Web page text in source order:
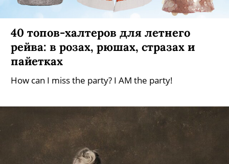
40 топов-халтеров для летнего
рейва: в розах, рюшах, стразах и
пайетках
How can I miss the party? I AM the party!